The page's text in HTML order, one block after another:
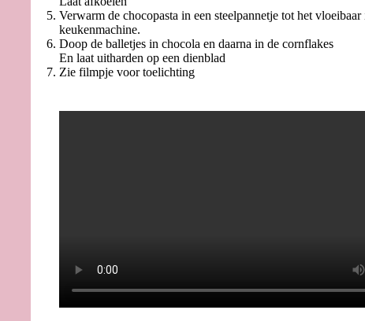
Verwarm de chocopasta in een steelpannetje tot het
keukenmachine.
Doop de balletjes in chocola en daarna in de cornflakes
En laat uitharden op een dienblad
Zie filmpje voor toelichting